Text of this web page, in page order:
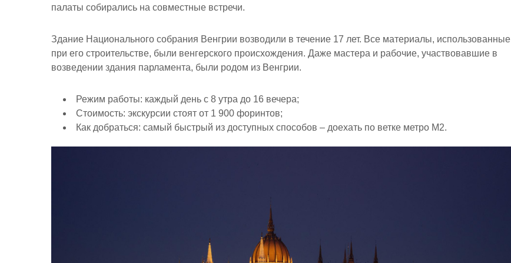
палаты собирались на совместные встречи.
Здание Национального собрания Венгрии возводили в течение 17 лет. Все материалы, использованные
при его строительстве, были венгерского происхождения. Даже мастера и рабочие, участвовавшие в
возведении здания парламента, были родом из Венгрии.
Режим работы: каждый день с 8 утра до 16 вечера;
Стоимость: экскурсии стоят от 1 900 форинтов;
Как добраться: самый быстрый из доступных способов – доехать по ветке метро М2.